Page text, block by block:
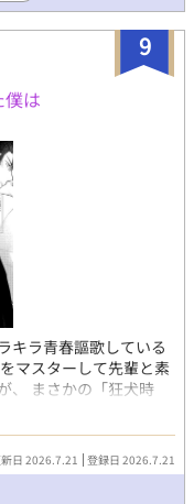
9
僕は
キラ青春謳歌している
マスターして先輩と素
、 まさかの「狂犬時
るハメに。 夢原は無事
が出来るのだろう
血表現があるため一応
日 2026.7.21 登録日 2026.7.21